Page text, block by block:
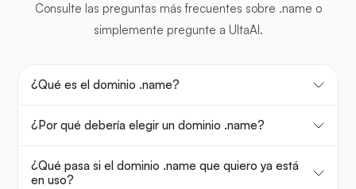
Consulte las preguntas más frecuentes sobre .name o
simplemente pregunte a UltaAI.
¿Qué es el dominio .name?
¿Por qué debería elegir un dominio .name?
¿Qué pasa si el dominio .name que quiero ya está
en uso?